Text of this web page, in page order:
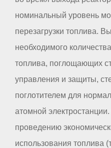
номинальный уровень
перезагрузки топлива.
необходимого
топлива, поглощающих
управления и защиты,
поглотителем для
атомной
проведению
использования топлива